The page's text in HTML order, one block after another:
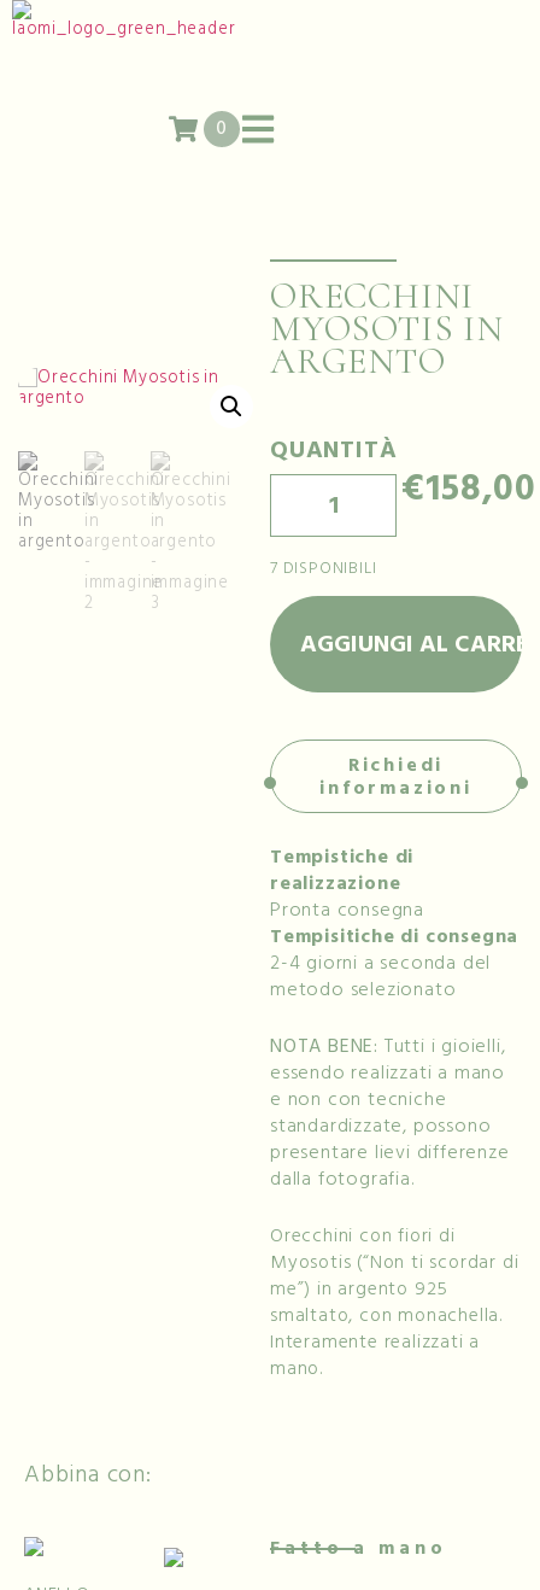
0
ORECCHINI
MYOSOTIS IN
ARGENTO
QUANTITÀ
€158,00
7 DISPONIBILI
AGGIUNGI AL
Richiedi
informazioni
Tempistiche di
realizzazione
Pronta consegna
Tempisitiche di consegna
2-4 giorni a seconda del
metodo selezionato
NOTA BENE: Tutti i gioielli,
essendo realizzati a mano
e non con tecniche
standardizzate, possono
presentare lievi differenze
dalla fotografia.
Orecchini con fiori di
Myosotis (“Non ti scordar di
me”) in argento 925
smaltato, con monachella.
Interamente realizzati a
mano.
Abbina con:
Fatto a mano